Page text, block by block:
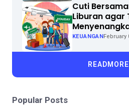
Cuti
Liburan agar
KEUANGAN February
READMORE
Popular Posts